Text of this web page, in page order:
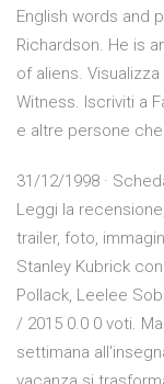
English words and
Richardson. He is
of aliens.
Witness. Iscriviti a
e altre persone
31/12/1998 ·
Leggi la
trailer, foto,
Stanley Kubrick
Pollack, Leelee
/ 2015 0.0 0 voti.
settimana